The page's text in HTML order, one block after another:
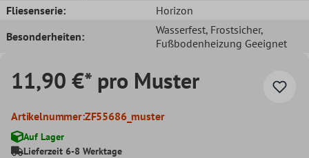
Fliesenserie:
Horizon
Besonderheiten:
Wasserfest, Frostsicher,
Fußbodenheizung Geeignet
11,90 €* pro Muster
Artikelnummer:ZF55686_muster
Auf Lager
Lieferzeit 6-8 Werktage